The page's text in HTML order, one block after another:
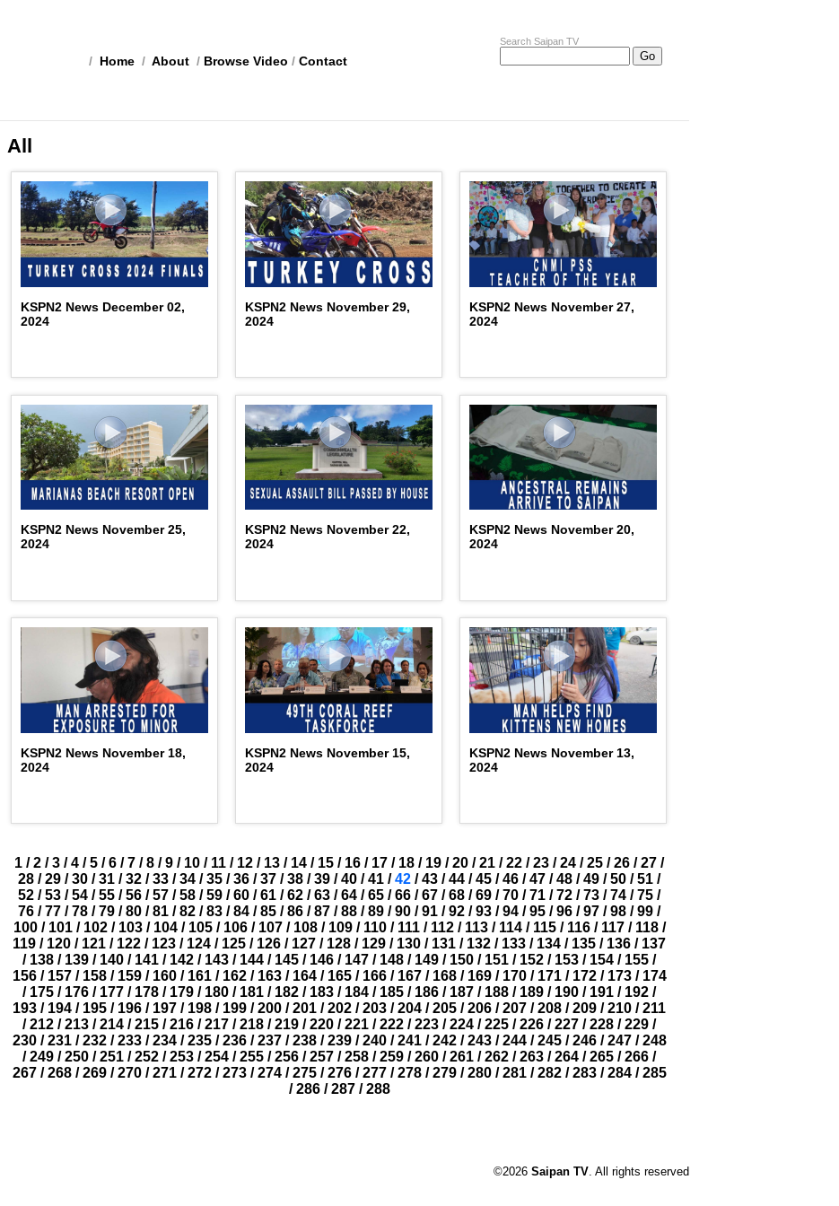
Search Saipan TV
/ Home / About / Browse Video / Contact
All
KSPN2 News December 02,
2024
KSPN2 News November 29,
2024
KSPN2 News November 27,
2024
KSPN2 News November 25,
2024
KSPN2 News November 22,
2024
KSPN2 News November 20,
2024
KSPN2 News November 18,
2024
KSPN2 News November 15,
2024
KSPN2 News November 13,
2024
1 / 2 / 3 / 4 / 5 / 6 / 7 / 8 / 9 / 10 / 11 / 12 / 13 / 14 / 15 / 16 / 17 / 18 / 19 / 20 / 21 / 22 / 23 / 24 / 25 / 26 / 27 /
28 / 29 / 30 / 31 / 32 / 33 / 34 / 35 / 36 / 37 / 38 / 39 / 40 / 41 / 42 / 43 / 44 / 45 / 46 / 47 / 48 / 49 / 50 / 51 /
52 / 53 / 54 / 55 / 56 / 57 / 58 / 59 / 60 / 61 / 62 / 63 / 64 / 65 / 66 / 67 / 68 / 69 / 70 / 71 / 72 / 73 / 74 / 75 /
76 / 77 / 78 / 79 / 80 / 81 / 82 / 83 / 84 / 85 / 86 / 87 / 88 / 89 / 90 / 91 / 92 / 93 / 94 / 95 / 96 / 97 / 98 / 99 /
100/ 101/ 102/ 103/ 104/ 105/ 106/ 107/ 108/ 109/ 110/ 111/ 112/ 113/ 114/ 115/ 116/ 117/ 118/
119 / 120 / 121 / 122 / 123 / 124 / 125 / 126 / 127 / 128 / 129 / 130 / 131 / 132 / 133 / 134 / 135 / 136 / 137
/ 138 / 139 / 140 / 141 / 142 / 143 / 144 / 145 / 146 / 147 / 148 / 149 / 150 / 151 / 152 / 153 / 154 / 155 /
156/ 157/ 158/ 159/ 160/ 161/ 162/ 163/ 164/ 165/ 166/ 167/ 168/ 169/ 170/ 171/ 172/ 173/ 174
/ 175 / 176 / 177 / 178 / 179 / 180 / 181 / 182 / 183 / 184 / 185 / 186 / 187 / 188 / 189 / 190 / 191 / 192 /
193 / 194 / 195 / 196 / 197 / 198 / 199 / 200 / 201 / 202 / 203 / 204 / 205 / 206 / 207 / 208 / 209 / 210 / 211
/ 212 / 213 / 214 / 215 / 216 / 217 / 218 / 219 / 220 / 221 / 222 / 223 / 224 / 225 / 226 / 227 / 228 / 229 /
230/ 231/ 232/ 233/ 234/ 235/ 236/ 237/ 238/ 239/ 240/ 241/ 242/ 243/ 244/ 245/ 246/ 247/ 248
/ 249 / 250 / 251 / 252 / 253 / 254 / 255 / 256 / 257 / 258 / 259 / 260 / 261 / 262 / 263 / 264 / 265 / 266 /
267/ 268/ 269/ 270/ 271/ 272/ 273/ 274/ 275/ 276/ 277/ 278/ 279/ 280/ 281/ 282/ 283/ 284/ 285
/ 286/ 287/ 288
©2026 Saipan TV. All rights reserved